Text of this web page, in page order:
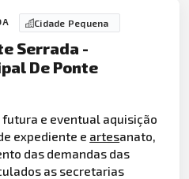
Cidade Pequena
Serrada -
De Ponte
e eventual aquisição
expediente e artesanato,
das demandas das
as secretarias